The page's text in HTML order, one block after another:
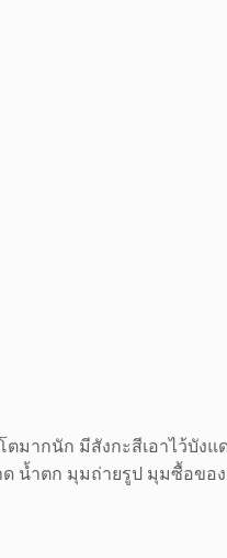
ากนัก มีสังกะสีเอาไว้บังแ
น้ำตก มุมถ่ายรูป มุมซื้อขอ